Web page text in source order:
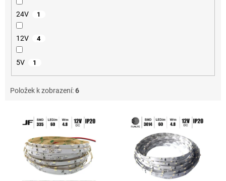
24V 1
12V 4
5V 1
Položek k zobrazení:6
Výpis produktů